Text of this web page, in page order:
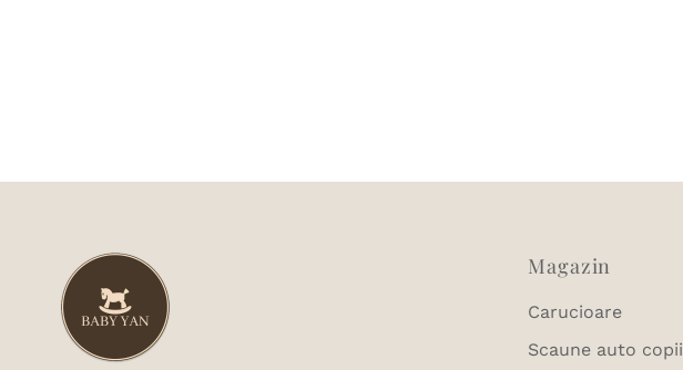
Magazin
Carucioare
Scaune auto copii